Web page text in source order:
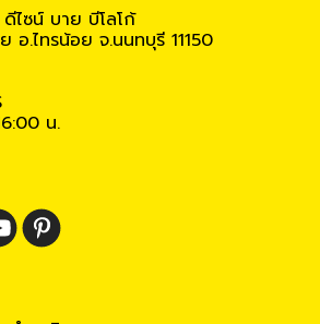
ไซน์ บาย บีโลโก้
อ.ไทรน้อย จ.นนทบุรี 11150
น.